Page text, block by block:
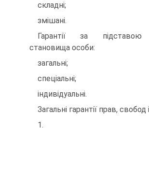
складні;
змішані.
Гарантії за підставою
становища особи:
загальні;
спеціальні;
індивідуальні.
Загальні гарантії прав, свобод
1.